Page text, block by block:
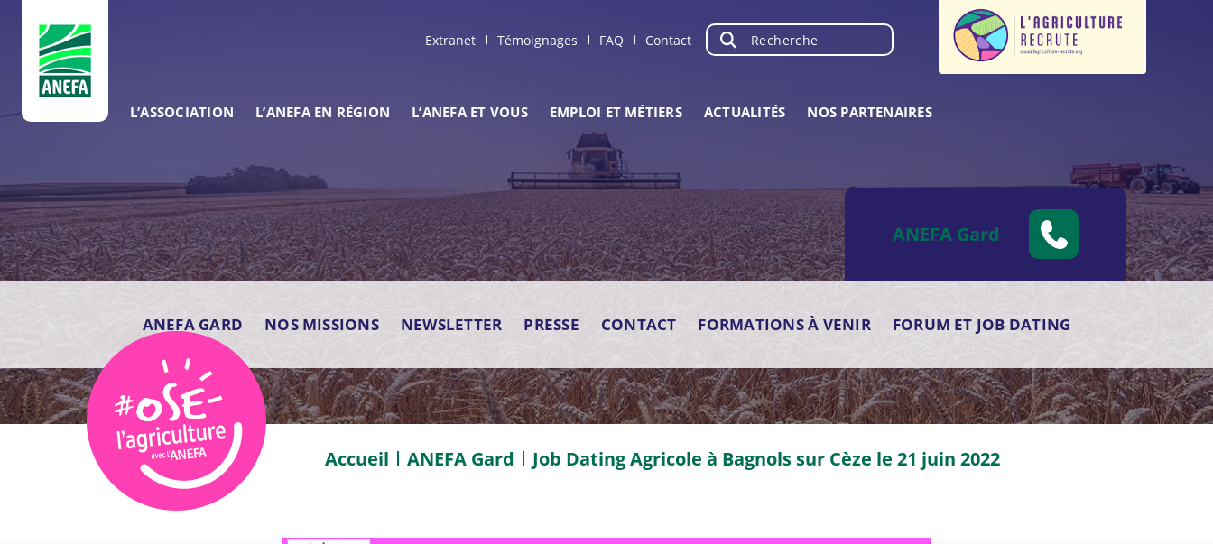
Extranet Témoignages FAQ Contact Recherche
OK
L’ASSOCIATION L’ANEFA EN RÉGION L’ANEFA ET VOUS EMPLOI ET MÉTIERS ACTUALITÉS NOS PARTENAIRES
ANEFA Gard
ANEFA GARD NOS MISSIONS NEWSLETTER PRESSE CONTACT FORMATIONS À VENIR FORUM ET JOB DATING
Accueil ANEFA Gard Job Dating Agricole à Bagnols sur Cèze le 21 juin 2022